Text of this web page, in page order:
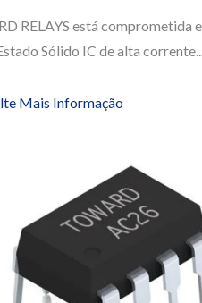
RELAYS está comprometida
Sólido IC de alta
Mais Informação